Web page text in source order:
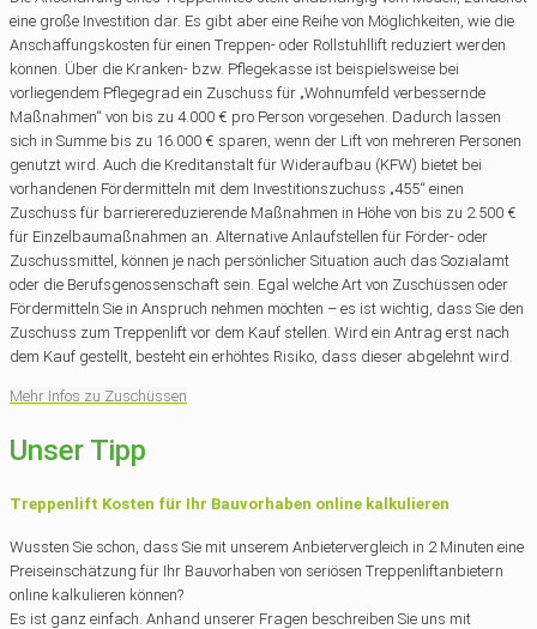
eine große Investition dar. Es gibt aber eine Reihe von Möglichkeiten, wie die
Anschaffungskosten für einen Treppen- oder Rollstuhllift reduziert werden
können. Über die Kranken- bzw. Pflegekasse ist beispielsweise bei
vorliegendem Pflegegrad ein Zuschuss für „Wohnumfeld verbessernde
Maßnahmen“ von bis zu 4.000 € pro Person vorgesehen. Dadurch lassen
sich in Summe bis zu 16.000 € sparen, wenn der Lift von mehreren Personen
genutzt wird. Auch die Kreditanstalt für Wideraufbau (KFW) bietet bei
vorhandenen Fördermitteln mit dem Investitionszuchuss „455“ einen
Zuschuss für barrierereduzierende Maßnahmen in Höhe von bis zu 2.500 €
für Einzelbaumaßnahmen an. Alternative Anlaufstellen für Förder- oder
Zuschussmittel, können je nach persönlicher Situation auch das Sozialamt
oder die Berufsgenossenschaft sein. Egal welche Art von Zuschüssen oder
Fördermitteln Sie in Anspruch nehmen möchten – es ist wichtig, dass Sie den
Zuschuss zum Treppenlift vor dem Kauf stellen. Wird ein Antrag erst nach
dem Kauf gestellt, besteht ein erhöhtes Risiko, dass dieser abgelehnt wird.
Mehr Infos zu Zuschüssen
Unser Tipp
Treppenlift Kosten für Ihr Bauvorhaben online kalkulieren
Wussten Sie schon, dass Sie mit unserem Anbietervergleich in 2 Minuten eine
Preiseinschätzung für Ihr Bauvorhaben von seriösen Treppenliftanbietern
online kalkulieren können?
Es ist ganz einfach. Anhand unserer Fragen beschreiben Sie uns mit